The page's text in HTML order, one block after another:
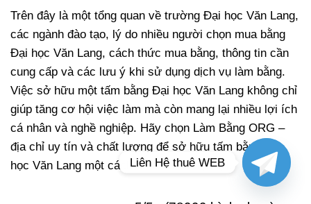
Trên đây là một tổng quan về trường Đại học Văn Lang,
các ngành đào tạo, lý do nhiều người chọn mua bằng
Đại học Văn Lang, cách thức mua bằng, thông tin cần
cung cấp và các lưu ý khi sử dụng dịch vụ làm bằng.
Việc sở hữu một tấm bằng Đại học Văn Lang không chỉ
giúp tăng cơ hội việc làm mà còn mang lại nhiều lợi ích
cá nhân và nghề nghiệp. Hãy chọn Làm Bằng ORG –
địa chỉ uy tín và chất lượng để sở hữu tấm bằng đại
học Văn Lang một cách an toàn và tiện lợi.
Liên Hệ thuê WEB